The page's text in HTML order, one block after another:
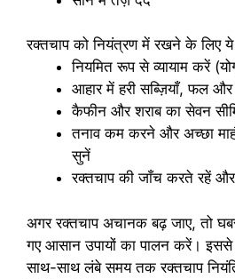
रक्तचाप को नियंत्रण में रखने के लिए
नियमित रूप से व्यायाम करें
आहार में हरी सब्ज़ियाँ, फल
कैफीन और शराब का सेवन
तनाव कम करने और अच्छा
सुनें
रक्तचाप की जाँच करते रहें
अगर रक्तचाप अचानक बढ़ जाए, तो
गए आसान उपायों का पालन करें।
साथ-साथ लंबे समय तक रक्तचाप